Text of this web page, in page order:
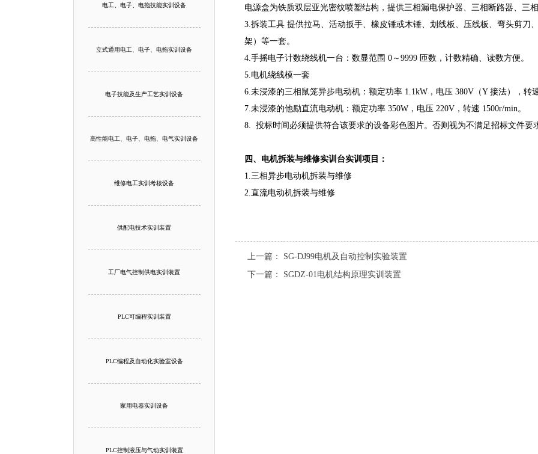
电工、电子、电拖技能实训设备
立式通用电工、电子、电拖实训设备
电子技能及生产工艺实训设备
高性能电工、电子、电拖、电气实训设备
维修电工实训考核设备
供配电技术实训装置
工厂电气控制供电实训装置
PLC可编程实训装置
PLC编程及自动化实验室设备
家用电器实训设备
PLC控制液压与气动实训装置
电源盒为铁质双层亚光密纹喷塑结构，提供三相漏电保护器、三相断路器、三
3.拆装工具 提供拉马、活动扳手、橡皮锤或木锤、划线板、压线板、弯头剪刀
架）等一套。
4.手摇电子计数绕线机一台：数显范围 0～9999 匝数，计数精确、读数方便。
5.电机绕线模一套
6.未浸漆的三相鼠笼异步电动机：额定功率 1.1kW，电压 380V（Y 接法），转速
7.未浸漆的他励直流电动机：额定功率 350W，电压 220V，转速 1500r/min。
8. 投标时间必须提供符合该要求的设备彩色图片。否则视为不满足招标文件要
四、电机拆装与维修实训台实训项目：
1.三相异步电动机拆装与维修
2.直流电动机拆装与维修
上一篇： SG-DJ99电机及自动控制实验装置
下一篇： SGDZ-01电机结构原理实训装置